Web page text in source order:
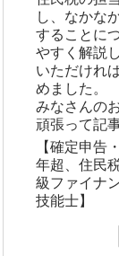
し、なかな
することに
やすく解説
いただけれ
めました。
みなさんの
頑張って記
【確定申告
年超、住民
級ファイナ
技能士】